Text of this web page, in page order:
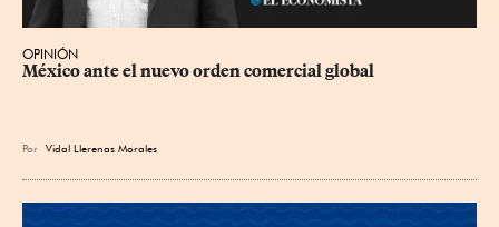
OPINIÓN
México ante el nuevo orden comercial global
Por Vidal Llerenas Morales